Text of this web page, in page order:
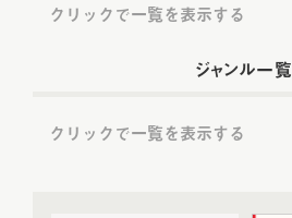
クリックで一覧を表示する
2022年7月配信 (8)
ジャンル一覧
クリックで一覧を表示する